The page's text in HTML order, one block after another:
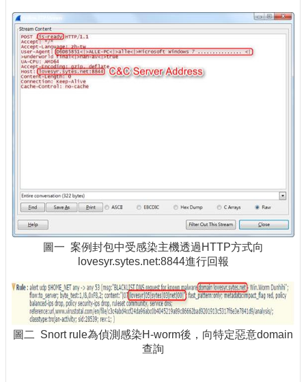
圖一 案例封包中受感染主機透過HTTP方式向
lovesyr.sytes.net:8844進行回報
圖二 Snort rule為偵測感染H-worm後，向特定惡意domain
查詢